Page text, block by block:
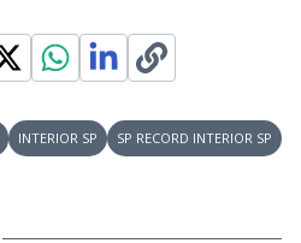
INTERIOR SP SP RECORD INTERIOR SP